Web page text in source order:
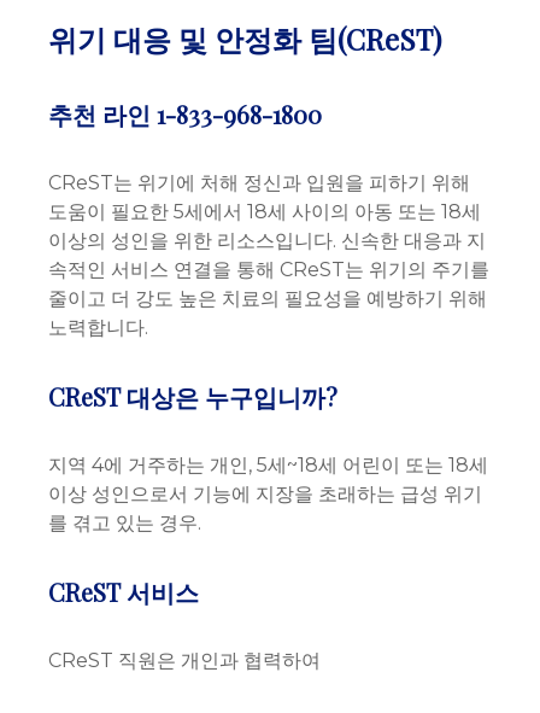
위기 대응 및 안정화 팀(CReST)
추천 라인 1-833-968-1800
CReST는 위기에 처해 정신과 입원을 피하기 위해
도움이 필요한 5세에서 18세 사이의 아동 또는 18세
이상의 성인을 위한 리소스입니다. 신속한 대응과 지
속적인 서비스 연결을 통해 CReST는 위기의 주기를
줄이고 더 강도 높은 치료의 필요성을 예방하기 위해
노력합니다.
CReST 대상은 누구입니까?
지역 4에 거주하는 개인, 5세~18세 어린이 또는 18세
이상 성인으로서 기능에 지장을 초래하는 급성 위기
를 겪고 있는 경우.
CReST 서비스
CReST 직원은 개인과 협력하여